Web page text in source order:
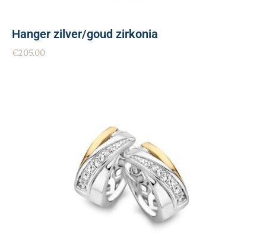
Hanger zilver/goud zirkonia
€205.00